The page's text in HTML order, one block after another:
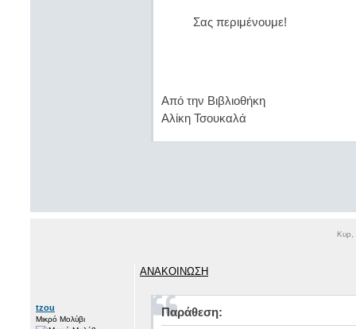
Σας περιμένουμε!
Από την Βιβλιοθήκη
Αλίκη Τσουκαλά
Κυρ,
tzou
Μικρό Μολύβι
ΑΝΑΚΟΙΝΩΣΗ
Παράθεση: